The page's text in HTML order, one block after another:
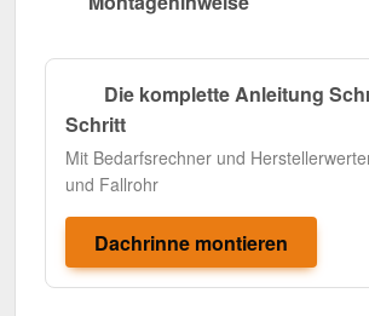
Die komplette Anleitung
Schritt
Mit Bedarfsrechner und
und Fallrohr
Dachrinne montieren